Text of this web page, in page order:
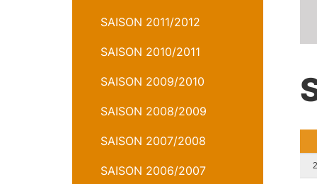
SAISON 2011/2012
SAISON 2010/2011
SAISON 2009/2010
SAISON 2008/2009
SAISON 2007/2008
SAISON 2006/2007